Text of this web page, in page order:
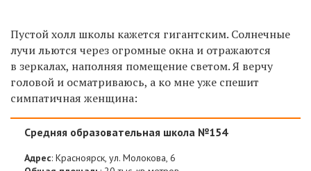
Пустой холл школы кажется гигантским. Солнечные
лучи льются через огромные окна и отражаются
в зеркалах, наполняя помещение светом. Я верчу
головой и осматриваюсь, а ко мне уже спешит
симпатичная женщина:
Средняя образовательная школа №154
Адрес: Красноярск, ул. Молокова, 6